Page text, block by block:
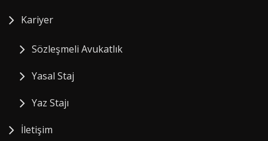
Kariyer
Sözleşmeli Avukatlık
Yasal Staj
Yaz Stajı
İletişim